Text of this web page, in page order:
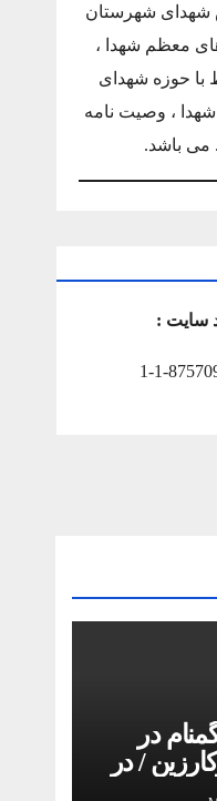
شهدای شهرستان
های معظم شهدا ،
با حوزه شهدای
، وصیت نامه
می باشد.
سایت :
1-1-
گمنام در
/ در